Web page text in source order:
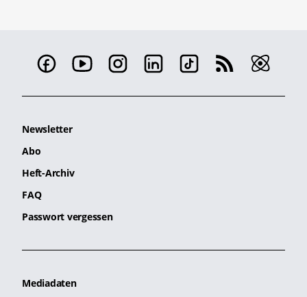
Newsletter
Abo
Heft-Archiv
FAQ
Passwort vergessen
Mediadaten